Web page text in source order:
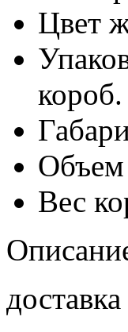
Цвет
короб.
Объем
Вес